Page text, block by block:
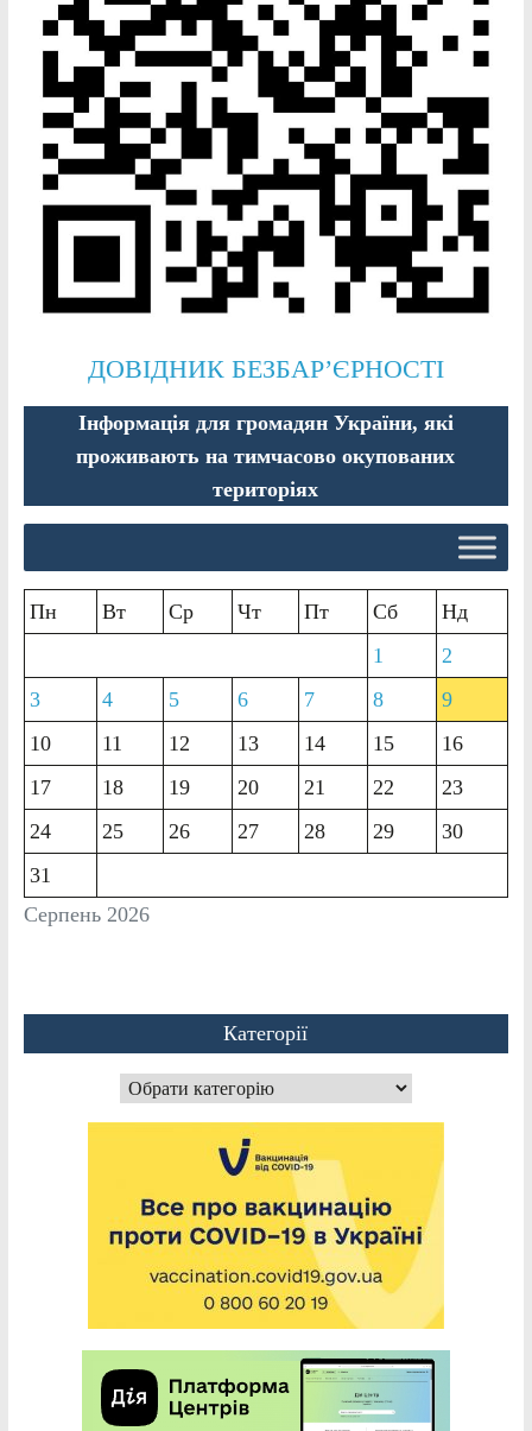
ДОВІДНИК БЕЗБАР’ЄРНОСТІ
Інформація для громадян України, які
проживають на тимчасово окупованих
територіях
Серпень 2026
Пн Вт Ср Чт Пт Сб
Нд
1
2
3
4 5 6 7 8
9
10
11 12 13 14 15
16
17
18 19 20 21 22
23
24
25 26 27 28 29
30
31
Категорії
Категорії